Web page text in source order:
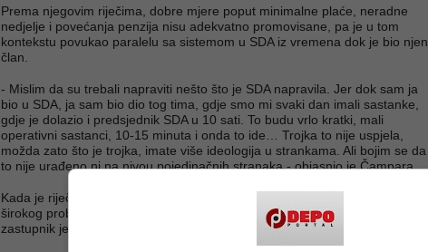
Prema njegovim riječima, dobre mjere poput minimalne plaće, neradne
nedjelje i povećanja penzija nisu adekvatno promovisane, pa je u tom
kontekstu povukao paralelu sa sistemom u SDA iz vremena dok je bio njen
član.
- Mislim da su trebali napraviti nešto što je SDA napravila. Jer dok sam ja
bio u SDA, ja sam bio dio tog tima, gdje smo mi svaki dan imali sastanke,
gdje je dolazio i predsjednik SDA u 10 sati. To budu vrlo kratki, mali
operativni sastanci, 10-15 minuta i onda to ide… Trojka to nije uspjela,
možda zato što je trojka, imate više ideologija u strankama. Ali bojim se da
to nije urađeno ni na nivou pojedinačnih stranaka - objasnio je Čampara.
Kada je riječ o budućim političkim preslagivanjima i mogućnosti formiranja
širokog probosanskog bloka koji bi ponovo okupio i SDA, i Trojku, i DF,
zastupnik je potvrdio da vidi prostor za takvu saradnju.